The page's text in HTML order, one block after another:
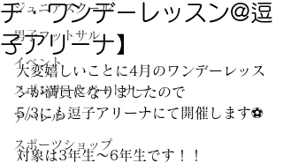
ジュニアスクール
男子フットサル
イベント
スポンサー&パートナー
アパレル
スポーツショップ
チ・ワンデーレッスン@逗
子アリーナ】
大変嬉しいことに4月のワンデーレッス
ンが満員になりましたので
5/3にも逗子アリーナにて開催します⚽️
対象は3年生〜6年生です！！